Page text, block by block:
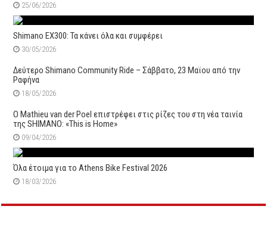
25/06/2026
Shimano EX300: Τα κάνει όλα και συμφέρει
30/05/2026
Δεύτερo Shimano Community Ride – Σάββατο, 23 Μαϊου από την
Ραφήνα
18/05/2026
Ο Mathieu van der Poel επιστρέφει στις ρίζες του στη νέα ταινία
της SHIMANO: «This is Home»
09/04/2026
Όλα έτοιμα για το Athens Bike Festival 2026
18/03/2026